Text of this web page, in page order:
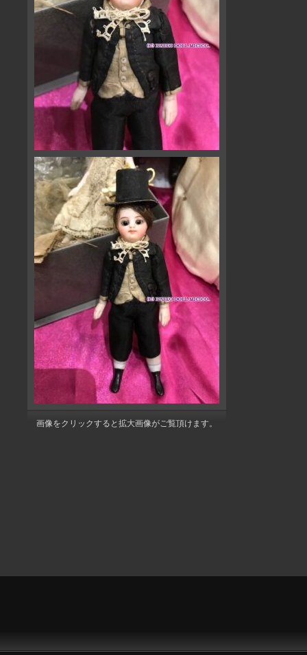
画像をクリックすると拡大画像がご覧頂けます。